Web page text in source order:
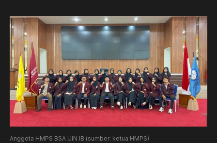
Anggota HMPS BSA UIN IB (sumber: ketua HMPS)